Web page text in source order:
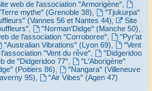
web de l'association "Armorigène",
mythe" (Grenoble 38)
"Tjukurpa"
(Vannes 56 et Nantes 44)
Site
"Norman'Didge" (Manche 50)
de l'association "Corroboree",
"Pyr'at
"Australian Vibrations" (Lyon 69)
"Vent
"Vent du rêve",
"Didgeridoo
de "Didgeridoo 77",
"L'Aborigène"
(Poitiers 86)
"Nangara" (Villeneuve
95)
"Air Vibes" (Agen 47)